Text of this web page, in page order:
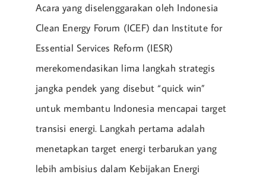
Acara yang diselenggarakan oleh Indonesia
Clean Energy Forum (ICEF) dan Institute for
Essential Services Reform (IESR)
merekomendasikan lima langkah strategis
jangka pendek yang disebut “quick win”
untuk membantu Indonesia mencapai target
transisi energi. Langkah pertama adalah
menetapkan target energi terbarukan yang
lebih ambisius dalam Kebijakan Energi